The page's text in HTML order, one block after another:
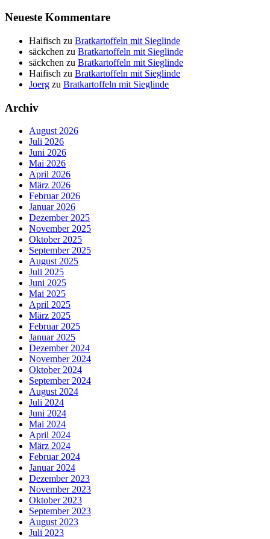
Neueste Kommentare
Haifisch zu Bratkartoffeln mit Sieglinde
säckchen zu Bratkartoffeln mit Sieglinde
säckchen zu Bratkartoffeln mit Sieglinde
Haifisch zu Bratkartoffeln mit Sieglinde
Joerg zu Bratkartoffeln mit Sieglinde
Archiv
August 2026
Juli 2026
Juni 2026
Mai 2026
April 2026
März 2026
Februar 2026
Januar 2026
Dezember 2025
November 2025
Oktober 2025
September 2025
August 2025
Juli 2025
Juni 2025
Mai 2025
April 2025
März 2025
Februar 2025
Januar 2025
Dezember 2024
November 2024
Oktober 2024
September 2024
August 2024
Juli 2024
Juni 2024
Mai 2024
April 2024
März 2024
Februar 2024
Januar 2024
Dezember 2023
November 2023
Oktober 2023
September 2023
August 2023
Juli 2023